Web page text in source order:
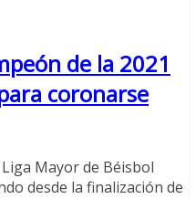
de la 2021
coronarse
Mayor de Béisbol
desde la finalización de